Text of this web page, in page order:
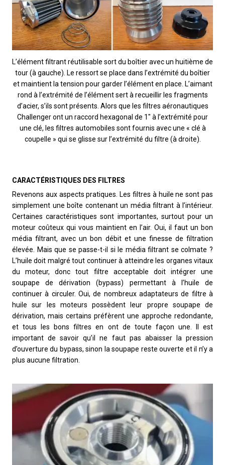
L’élément filtrant réutilisable sort du boîtier avec un huitième de
tour (à gauche). Le ressort se place dans l’extrémité du boîtier
et maintient la tension pour garder l’élément en place. L’aimant
rond à l’extrémité de l’élément sert à recueillir les fragments
d’acier, s’ils sont présents. Alors que les filtres aéronautiques
Challenger ont un raccord hexagonal de 1″ à l’extrémité pour
une clé, les filtres automobiles sont fournis avec une « clé à
coupelle » qui se glisse sur l’extrémité du filtre (à droite).
CARACTÉRISTIQUES DES FILTRES
Revenons aux aspects pratiques. Les filtres à huile ne sont pas
simplement une boîte contenant un média filtrant à l’intérieur.
Certaines caractéristiques sont importantes, surtout pour un
moteur coûteux qui vous maintient en l’air. Oui, il faut un bon
média filtrant, avec un bon débit et une finesse de filtration
élevée. Mais que se passe-t-il si le média filtrant se colmate ?
L’huile doit malgré tout continuer à atteindre les organes vitaux
du moteur, donc tout filtre acceptable doit intégrer une
soupape de dérivation (bypass) permettant à l’huile de
continuer à circuler. Oui, de nombreux adaptateurs de filtre à
huile sur les moteurs possèdent leur propre soupape de
dérivation, mais certains préfèrent une approche redondante,
et tous les bons filtres en ont de toute façon une. Il est
important de savoir qu’il ne faut pas abaisser la pression
d’ouverture du bypass, sinon la soupape reste ouverte et il n’y a
plus aucune filtration.